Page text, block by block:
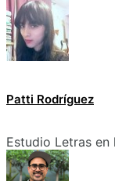
Patti Rodríguez
Estudio Letras